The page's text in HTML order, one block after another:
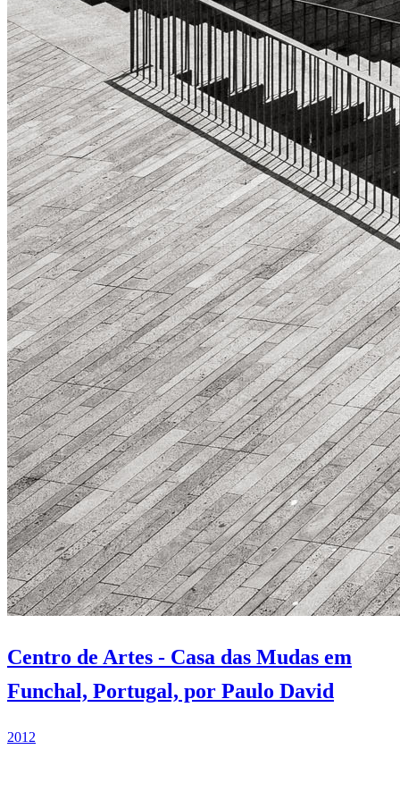
Centro de Artes - Casa das Mudas em
Funchal, Portugal, por Paulo David
2012